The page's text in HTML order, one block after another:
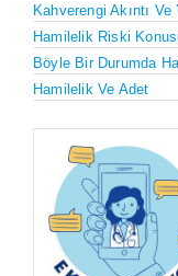
Kahverengi Akıntı Ve
Hamilelik Riski
Böyle Bir Durumda
Hamilelik Ve Adet